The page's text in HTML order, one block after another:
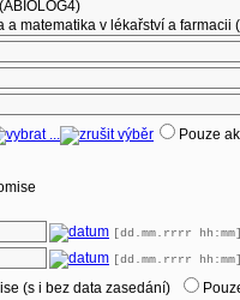
Pouze
[dd.mm.rrrr hh:mm]
[dd.mm.rrrr hh:mm]
(s i bez data zasedání)